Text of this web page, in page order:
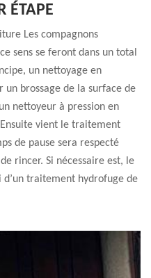
ÉTAPE
Les compagnons
sens se feront dans un total
un nettoyage en
brossage de la surface de
nettoyeur à pression en
vient le traitement
de pause sera respecté
rincer. Si nécessaire est, le
traitement hydrofuge de